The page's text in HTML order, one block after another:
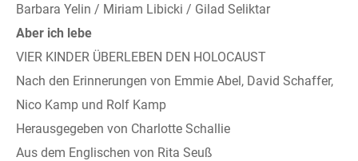
Barbara Yelin / Miriam Libicki / Gilad Seliktar
Aber ich lebe
VIER KINDER ÜBERLEBEN DEN HOLOCAUST
Nach den Erinnerungen von Emmie Abel, David Schaffer,
Nico Kamp und Rolf Kamp
Herausgegeben von Charlotte Schallie
Aus dem Englischen von Rita Seuß